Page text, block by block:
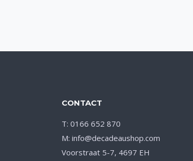
CONTACT
T: 0166 652 870
M: info@decadeaushop.com
Voorstraat 5-7, 4697 EH